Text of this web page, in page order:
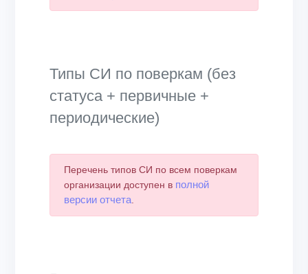
Типы СИ по поверкам (без
статуса + первичные +
периодические)
Перечень типов СИ по всем поверкам
организации доступен в полной
версии отчета.